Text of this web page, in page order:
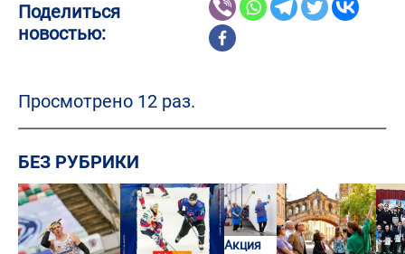
Поделиться
новостью:
Просмотрено 12 раз.
БЕЗ РУБРИКИ
Акция